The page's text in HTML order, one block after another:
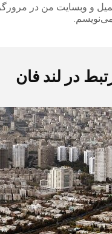
و وبسایت من در
در لند فان